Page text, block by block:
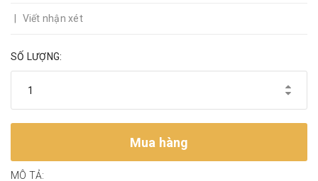
Viết nhận xét
SỐ LƯỢNG:
Mua hàng
MÔ TẢ: